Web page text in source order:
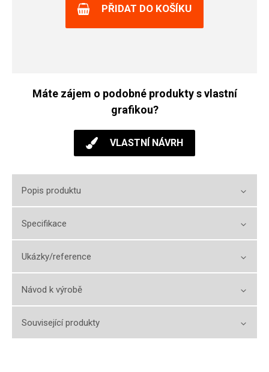
PŘIDAT DO KOŠÍKU
Máte zájem o podobné produkty s vlastní
grafikou?
VLASTNÍ NÁVRH
Popis produktu
Specifikace
Ukázky/reference
Návod k výrobě
Související produkty